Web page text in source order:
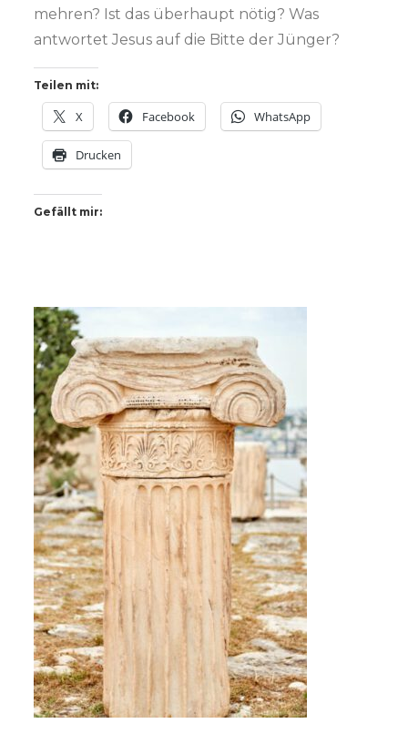
mehren? Ist das überhaupt nötig? Was
antwortet Jesus auf die Bitte der Jünger?
Teilen mit:
X Facebook WhatsApp
Drucken
Gefällt mir: